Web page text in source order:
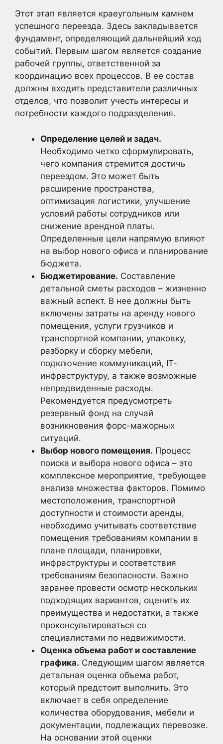
Этот этап является краеугольным камнем
успешного переезда. Здесь закладывается
фундамент, определяющий дальнейший ход
событий. Первым шагом является создание
рабочей группы, ответственной за
координацию всех процессов. В ее состав
должны входить представители различных
отделов, что позволит учесть интересы и
потребности каждого подразделения.
Определение целей и задач.
Необходимо четко сформулировать,
чего компания стремится достичь
переездом. Это может быть
расширение пространства,
оптимизация логистики, улучшение
условий работы сотрудников или
снижение арендной платы.
Определенные цели напрямую влияют
на выбор нового офиса и планирование
бюджета.
Бюджетирование. Составление
детальной сметы расходов – жизненно
важный аспект. В нее должны быть
включены затраты на аренду нового
помещения, услуги грузчиков и
транспортной компании, упаковку,
разборку и сборку мебели,
подключение коммуникаций, IT-
инфраструктуру, а также возможные
непредвиденные расходы.
Рекомендуется предусмотреть
резервный фонд на случай
возникновения форс-мажорных
ситуаций.
Выбор нового помещения. Процесс
поиска и выбора нового офиса – это
комплексное мероприятие, требующее
анализа множества факторов. Помимо
местоположения, транспортной
доступности и стоимости аренды,
необходимо учитывать соответствие
помещения требованиям компании в
плане площади, планировки,
инфраструктуры и соответствия
требованиям безопасности. Важно
заранее провести осмотр нескольких
подходящих вариантов, оценить их
преимущества и недостатки, а также
проконсультироваться со
специалистами по недвижимости.
Оценка объема работ и составление
графика. Следующим шагом является
детальная оценка объема работ,
который предстоит выполнить. Это
включает в себя определение
количества оборудования, мебели и
документации, подлежащих перевозке.
На основании этой оценки